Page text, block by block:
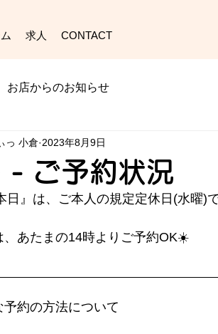
求人 CONTACT
お店からのお知らせ
ご予約状況
っ 小倉 2023年8月9日
日』は、ご本人の規定定休日(水曜)
、あたまの14時よりご予約OK☀️
約の方法について